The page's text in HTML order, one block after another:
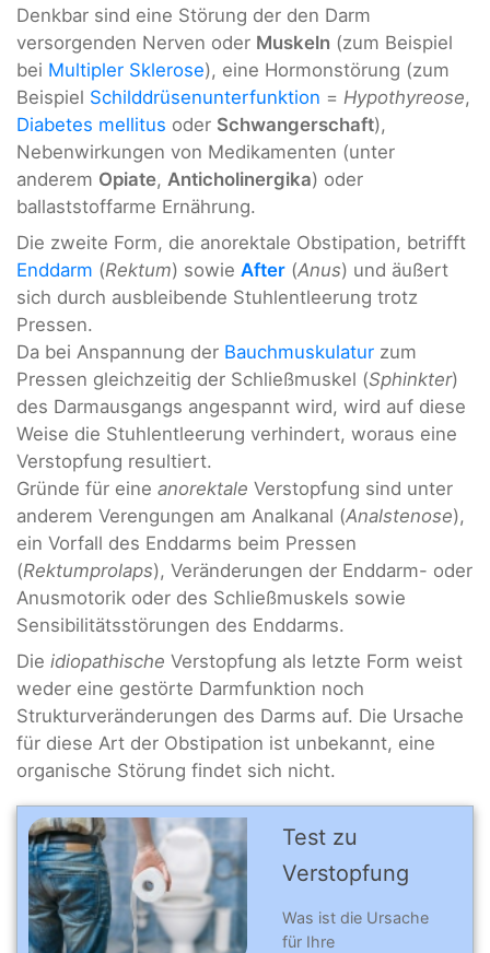
Denkbar sind eine Störung der den Darm
versorgenden Nerven oder Muskeln (zum Beispiel
bei Multipler Sklerose), eine Hormonstörung (zum
Beispiel Schilddrüsenunterfunktion = Hypothyreose,
Diabetes mellitus oder Schwangerschaft),
Nebenwirkungen von Medikamenten (unter
anderem Opiate, Anticholinergika) oder
ballaststoffarme Ernährung.
Die zweite Form, die anorektale Obstipation, betrifft
Enddarm (Rektum) sowie After (Anus) und äußert
sich durch ausbleibende Stuhlentleerung trotz
Pressen.
Da bei Anspannung der Bauchmuskulatur zum
Pressen gleichzeitig der Schließmuskel (Sphinkter)
des Darmausgangs angespannt wird, wird auf diese
Weise die Stuhlentleerung verhindert, woraus eine
Verstopfung resultiert.
Gründe für eine anorektale Verstopfung sind unter
anderem Verengungen am Analkanal (Analstenose),
ein Vorfall des Enddarms beim Pressen
(Rektumprolaps), Veränderungen der Enddarm- oder
Anusmotorik oder des Schließmuskels sowie
Sensibilitätsstörungen des Enddarms.
Die idiopathische Verstopfung als letzte Form weist
weder eine gestörte Darmfunktion noch
Strukturveränderungen des Darms auf. Die Ursache
für diese Art der Obstipation ist unbekannt, eine
organische Störung findet sich nicht.
Test zu
Verstopfung
Was ist die Ursache
für Ihre